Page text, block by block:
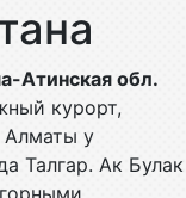
Атинская обл.
курорт,
Алматы у
Талгар. Ак Булак